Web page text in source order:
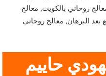
روحاني بالكويت, معالج
بعد البرهان, معالج روحاني
حاييم